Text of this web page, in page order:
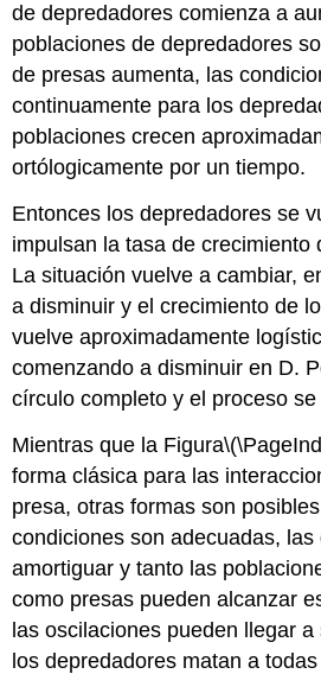
de depredadores comienza a
poblaciones de depredadores
de presas aumenta, las
continuamente para los
poblaciones crecen
ortólogicamente por un tiempo.
Entonces los depredadores se
impulsan la tasa de crecimiento
La situación vuelve a cambiar,
a disminuir y el crecimiento de
vuelve aproximadamente
comenzando a disminuir en D.
círculo completo y el proceso
Mientras que la Figura
forma clásica para las
presa, otras formas son
condiciones son adecuadas,
amortiguar y tanto las
como presas pueden alcanzar
las oscilaciones pueden llegar
los depredadores matan a